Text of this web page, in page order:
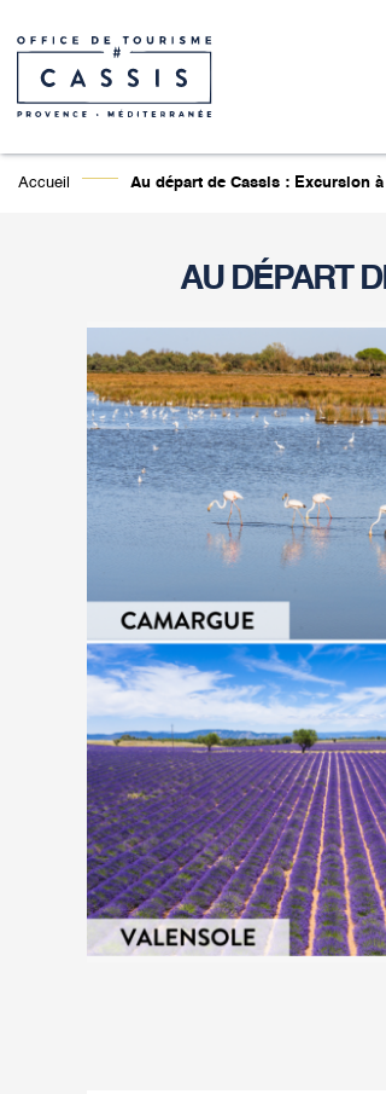
Accueil Au départ de Cassis : Excursion
AU DÉPART